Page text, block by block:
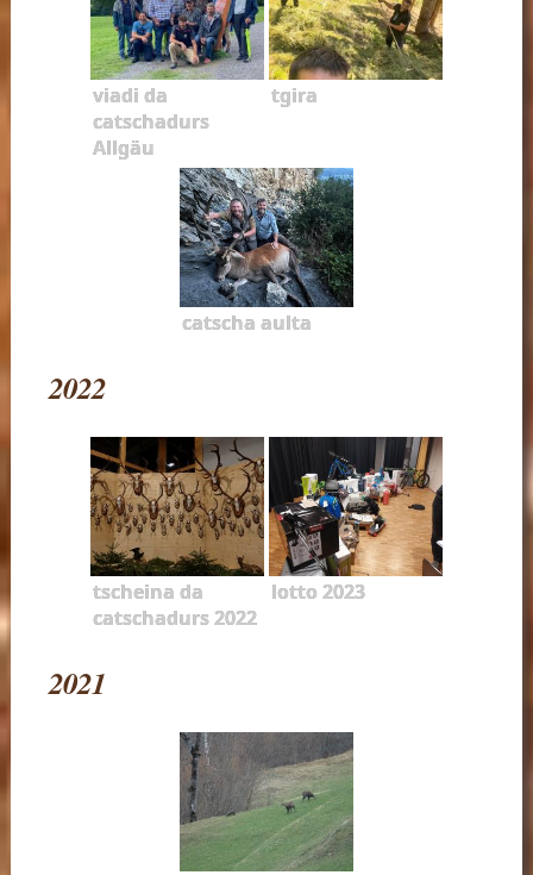
viadi da
catschadurs
Allgäu
tgira
catscha aulta
2022
tscheina da
catschadurs 2022
lotto 2023
2021